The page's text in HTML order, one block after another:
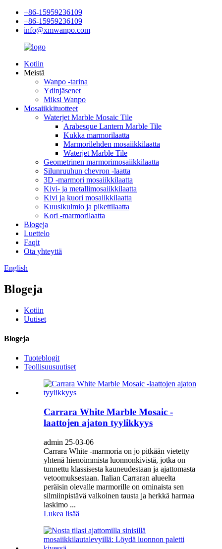
+86-15959236109
+86-15959236109
info@xmwanpo.com
Kotiin
Meistä
Wanpo -tarina
Ydinjäsenet
Miksi Wanpo
Mosaiikkituotteet
Waterjet Marble Mosaic Tile
Arabesque Lantern Marble Tile
Kukka marmorilaatta
Marmorilehden mosaiikkilaatta
Waterjet Marble Tile
Geometrinen marmorimosaiikkilaatta
Silunruuhun chevron -laatta
3D -marmori mosaiikkilaatta
Kivi- ja metallimosaiikkilaatta
Kivi ja kuori mosaiikkilaatta
Kuusikulmio ja pikettilaatta
Kori -marmorilaatta
Blogeja
Luettelo
Faqit
Ota yhteyttä
English
Blogeja
Kotiin
Uutiset
Blogeja
Tuoteblogit
Teollisuusuutiset
Carrara White Marble Mosaic -
laattojen ajaton tyylikkyys
admin 25-03-06
Carrara White -marmoria on jo pitkään vietetty
yhtenä hienoimmista luonnonkivistä, jotka on
tunnettu klassisesta kauneudestaan ​​ja ajattomasta
vetoomuksestaan. Italian Carraran alueelta
peräisin olevalle marmorille on ominaista sen
silmiinpistävä valkoinen tausta ja herkkä harmaa
laskimo ...
Lukea lisää